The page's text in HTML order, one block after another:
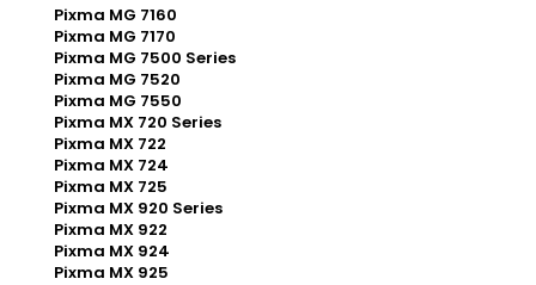
Pixma MG 7160
Pixma MG 7170
Pixma MG 7500 Series
Pixma MG 7520
Pixma MG 7550
Pixma MX 720 Series
Pixma MX 722
Pixma MX 724
Pixma MX 725
Pixma MX 920 Series
Pixma MX 922
Pixma MX 924
Pixma MX 925